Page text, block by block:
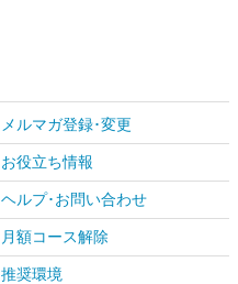
メルマガ登録･変更
お役立ち情報
ヘルプ･お問い合わせ
月額コース解除
推奨環境